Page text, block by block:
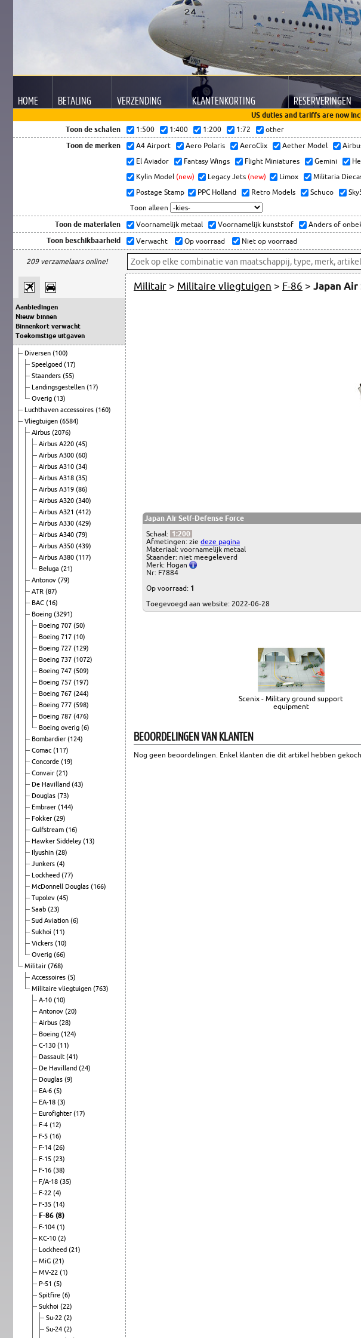
HOME BETALING VERZENDING KLANTENKORTING RESERVERINGEN
US duties and tariffs are now
Toon de schalen
1:500 1:400 1:200 1:72 other
Toon de merken A4 Airport Aero Polaris AeroClix Aether Model
El Aviador
Fantasy Wings Flight Miniatures Gemini
Kylin Model (new) Legacy Jets (new) Limox Militaria
Postage Stamp
PPC Holland Retro Models Schuco
Toon alleen
Toon de materialen Voornamelijk metaal Voornamelijk kunststof Anders of
Toon beschikbaarheid Verwacht Op voorraad Niet op voorraad
209 verzamelaars online!
Aanbiedingen
Nieuw binnen
Binnenkort verwacht
Toekomstige uitgaven
Diversen (100)
Speelgoed (17)
Staanders (55)
Landingsgestellen (17)
Overig (13)
Luchthaven accessoires (160)
Vliegtuigen (6584)
Airbus (2076)
Airbus A220 (45)
Airbus A300 (60)
Airbus A310 (34)
Airbus A318 (35)
Airbus A319 (86)
Airbus A320 (340)
Airbus A321 (412)
Airbus A330 (429)
Airbus A340 (79)
Airbus A350 (439)
Airbus A380 (117)
Beluga (21)
Antonov (79)
ATR (87)
BAC (16)
Boeing (3291)
Boeing 707 (50)
Boeing 717 (10)
Boeing 727 (129)
Boeing 737 (1072)
Boeing 747 (509)
Boeing 757 (197)
Boeing 767 (244)
Boeing 777 (598)
Boeing 787 (476)
Boeing overig (6)
Bombardier (124)
Comac (117)
Concorde (19)
Convair (21)
De Havilland (43)
Douglas (73)
Embraer (144)
Fokker (29)
Gulfstream (16)
Hawker Siddeley(13)
Ilyushin (28)
Junkers (4)
Lockheed (77)
McDonnell Douglas (166)
Tupolev (45)
Saab (23)
Sud Aviation (6)
Sukhoi (11)
Vickers (10)
Overig (66)
Militair (768)
Accessoires (5)
Militaire vliegtuigen (763)
A-10 (10)
Antonov (20)
Airbus (28)
Boeing (124)
C-130 (11)
Dassault (41)
De Havilland (24)
Douglas (9)
EA-6 (5)
EA-18 (3)
Eurofighter (17)
F-4 (12)
F-5 (16)
F-14 (26)
F-15 (23)
F-16 (38)
F/A-18 (35)
F-22 (4)
F-35 (14)
F-86 (8)
F-104 (1)
KC-10 (2)
Lockheed (21)
MiG (21)
MV-22 (1)
P-51 (5)
Spitfire (6)
Sukhoi (22)
Su-22 (2)
Su-24 (2)
Militair > Militaire vliegtuigen > F-86 > Japan
Japan Air Self-Defense Force
Schaal: 1:200
Afmetingen: zie deze pagina
Materiaal: voornamelijk metaal
Staander: niet meegeleverd
Merk: Hogan
Nr: F7884
Op voorraad: 1
Toegevoegd aan website: 2022-06-28
Scenix - Military ground support
equipment
BEOORDELINGEN VAN KLANTEN
Nog geen beoordelingen. Enkel klanten die dit artikel hebben